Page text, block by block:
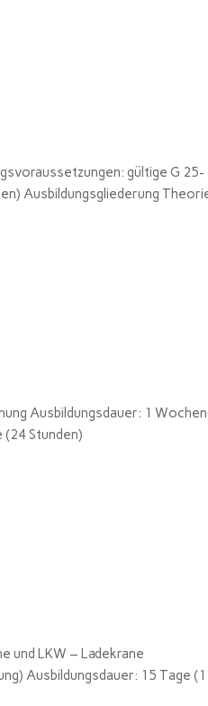
gültige G 25-
Ausbildungsgliederung
Ausbildungsdauer: 1
(24 Stunden)
und LKW – Ladekrane
Ausbildungsdauer: 15 Tage